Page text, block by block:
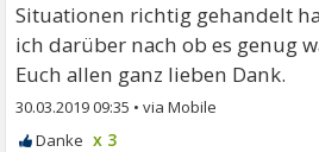
Situationen richtig gehandelt
ich darüber nach ob es genug
Euch allen ganz lieben Dank.
30.03.2019 09:35 •
x 3